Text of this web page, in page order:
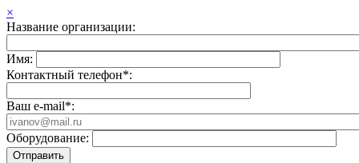
×
Название организации:
Имя:
Контактный телефон*:
Ваш e-mail*:
Оборудование: